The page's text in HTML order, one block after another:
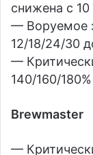
снижена с
— Воруемое
12/18/24/30
—
140/160/
Brewmaster
—